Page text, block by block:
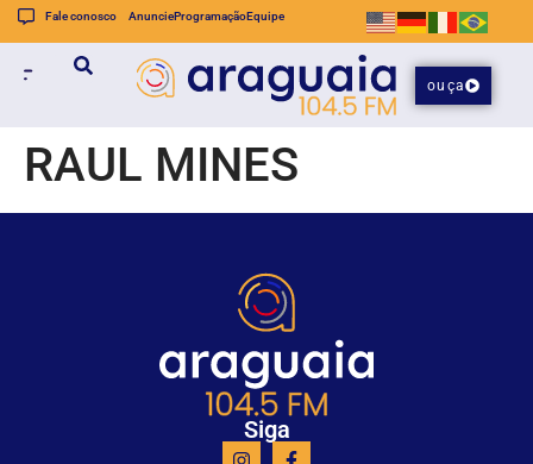
Fale conosco AnuncieProgramaçãoEquipe
ouça
RAUL MINES
Siga